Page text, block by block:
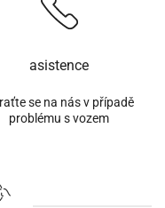
asistence
se na nás v případě
problému s vozem